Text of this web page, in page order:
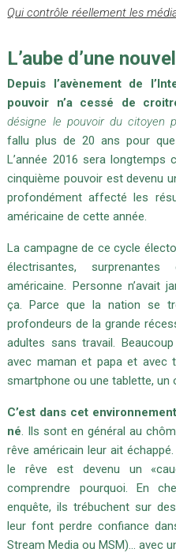
Qui contrôle réellement les
L’aube d’une
Depuis l’avènement de
pouvoir n’a cessé de
désigne le pouvoir du citoyen
fallu plus de 20 ans pour
L’année 2016 sera longtemps
cinquième pouvoir est devenu
profondément affecté les
américaine de cette année.
La campagne de ce cycle
électrisantes,
américaine. Personne n’avait
ça.Parce que la nation se
profondeurs de la grande
adultes sans travail.
avec maman et papa et avec
smartphone ou une tablette, un
C’est dans cet
né. Ils sont en général au
rêve américain leur ait échappé.
le rêve est devenu un
comprendre pourquoi. En
enquête, ils trébuchent sur
leur font perdre confiance
Stream Media ou MSM)… avec